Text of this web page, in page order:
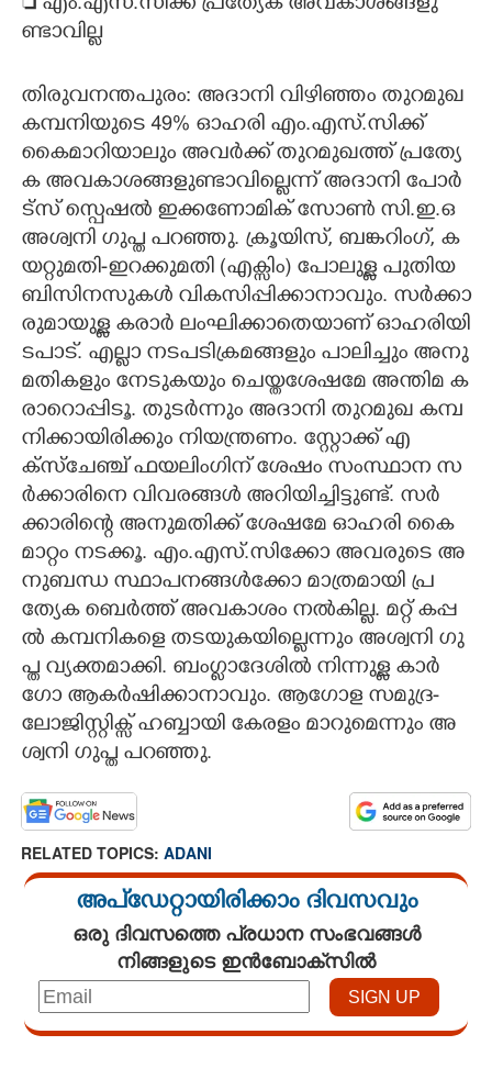
 എം.​എ​സ്.​സി​ക്ക് ​പ്ര​ത്യേക അ​വ​കാ​ശ​ങ്ങ​ളു​
ണ്ടാ​വി​ല്ല​
തി​രു​വ​ന​ന്ത​പു​രം​:​ ​അ​ദാ​നി​ ​വി​ഴി​ഞ്ഞം​ ​തു​റ​മു​ഖ​ ​
ക​മ്പ​നി​യു​ടെ​ 49​%​ ​ഓ​ഹ​രി​ ​എം.​എ​സ്.​സി​ക്ക് ​
കൈ​മാ​റി​യാ​ലും​ ​അ​വ​ർ​ക്ക് ​തു​റ​മു​ഖ​ത്ത് ​പ്ര​ത്യേ​
ക​ ​അ​വ​കാ​ശ​ങ്ങ​ളു​ണ്ടാ​വി​ല്ലെ​ന്ന് ​അ​ദാ​നി​ ​പോ​ർ​
ട്സ് ​സ്പെ​ഷ​ൽ​ ​ഇ​ക്ക​ണോ​മി​ക് ​സോ​ൺ​ ​സി.​ഇ.​ഒ​ ​
അ​ശ്വ​നി​ ​ഗു​പ്ത​ ​പ​റ​ഞ്ഞു.​ ​ക്രൂ​യി​സ്,​ ​ബ​ങ്ക​റിം​ഗ്,​ ​ക​
യ​റ്റു​മ​തി​-​ഇ​റ​ക്കു​മ​തി​ ​(​എ​ക്സിം​)​ ​പോ​ലു​ള്ള​ ​പു​തി​യ​ ​
ബി​സി​ന​സു​ക​ൾ​ ​വി​ക​സി​പ്പി​ക്കാ​നാ​വും.​ ​സ​ർ​ക്കാ​
രു​മാ​യു​ള്ള​ ​ക​രാ​ർ​ ​ലം​ഘി​ക്കാ​തെ​യാ​ണ് ​ഓ​ഹ​രി​യി​
ട​പാ​ട്.​ ​എ​ല്ലാ​ ​ന​ട​പ​ടി​ക്ര​മ​ങ്ങ​ളും​ ​പാ​ലി​ച്ചും​ ​അ​നു​
മ​തി​ക​ളും​ ​നേ​ടു​ക​യും​ ​ചെ​യ്ത​ശേ​ഷ​മേ​ ​അ​ന്തി​മ​ ​ക​
രാ​റൊ​പ്പി​ടൂ.​ ​തു​ട​ർ​ന്നും​ ​അ​ദാ​നി​ ​തു​റ​മു​ഖ​ ​ക​മ്പ​
നി​ക്കാ​യി​രി​ക്കും​ ​നി​യ​ന്ത്ര​ണം.​ ​സ്റ്റോ​ക്ക് ​എ​
ക്സ്ചേ​ഞ്ച് ​ഫ​യ​ലിം​ഗി​ന് ​ശേ​ഷം​ ​സം​സ്ഥാ​ന​ ​സ​
ർ​ക്കാ​രി​നെ​ ​വി​വ​ര​ങ്ങ​ൾ​ ​അ​റി​യി​ച്ചി​ട്ടു​ണ്ട്.​ ​സ​ർ​
ക്കാ​രി​ന്റെ​ ​അ​നു​മ​തി​ക്ക് ​ശേ​ഷ​മേ​ ​ഓ​ഹ​രി​ ​കൈ​
മാ​റ്റം​ ​ന​ട​ക്കൂ.​ ​എം.​എ​സ്.​സി​ക്കോ​ ​അ​വ​രു​ടെ​ ​അ​
നു​ബ​ന്ധ​ ​സ്ഥാ​പ​ന​ങ്ങ​ൾ​ക്കോ​ ​മാ​ത്ര​മാ​യി​ ​പ്ര​
ത്യേ​ക​ ​ബെ​ർ​ത്ത് ​അ​വ​കാ​ശം​ ​ന​ൽ​കി​ല്ല.​ ​മ​റ്റ് ​ക​പ്പ​
ൽ​ ​ക​മ്പ​നി​ക​ളെ​ ​ത​ട​യു​ക​യി​ല്ലെ​ന്നും​ ​അ​ശ്വ​നി​ ​ഗു​
പ്ത​ ​വ്യ​ക്ത​മാ​ക്കി. ബം​ഗ്ലാ​ദേ​ശി​ൽ​ ​നി​ന്നു​ള്ള​ ​കാ​ർ​
ഗോ​ ​ആ​ക​ർ​ഷി​ക്കാ​നാ​വും.​ ​ആ​ഗോ​ള​ ​സ​മു​ദ്ര​-​
ലോ​ജി​സ്റ്റി​ക്സ് ​ഹ​ബ്ബാ​യി​ ​കേ​ര​ളം​ ​മാ​റു​മെ​ന്നും​ ​അ​
ശ്വ​നി​ ​ഗു​പ്ത​ ​പ​റ​ഞ്ഞു.
RELATED TOPICS: ADANI
അപ്ഡേറ്റായിരിക്കാം ദിവസവും
ഒരു ദിവസത്തെ പ്രധാന സംഭവങ്ങൾ
നിങ്ങളുടെ ഇൻബോക്സിൽ